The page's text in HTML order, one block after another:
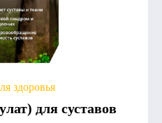
здоровья
для суставов